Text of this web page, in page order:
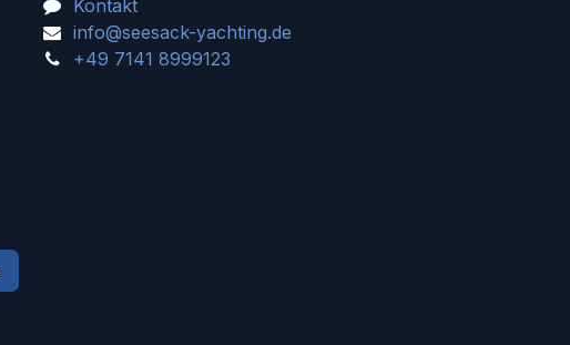
Kontakt
info@seesack-yachting.de
+49 7141 8999123